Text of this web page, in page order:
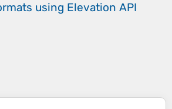
using Elevation API